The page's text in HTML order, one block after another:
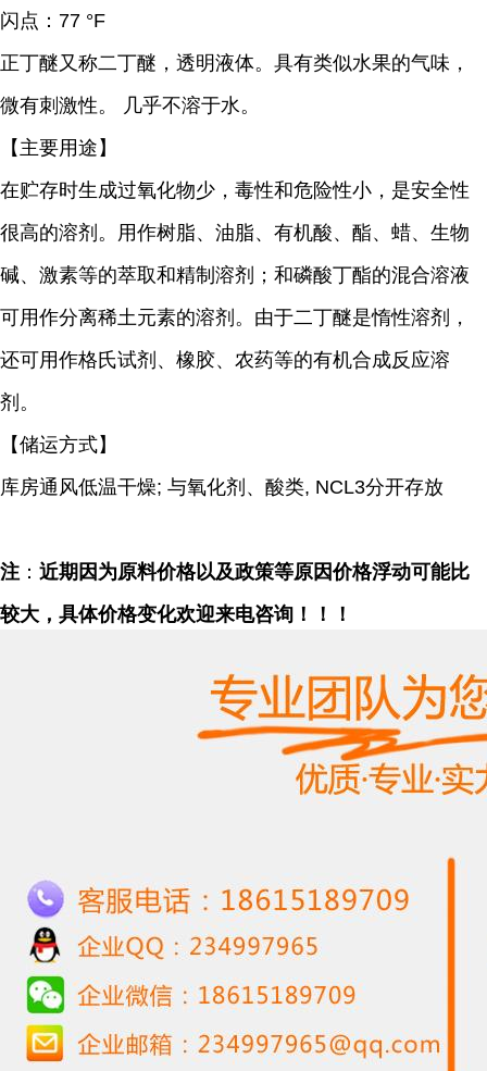
闪点： 77 °F
正丁醚又称二丁醚， 透明液体。具有类似水果的气味，
微有刺激性。 几乎不溶于水。
【主要用途】
在贮存时生成过氧化物少，毒性和危险性小，是安全性
很高的溶剂。用作树脂、油脂、有机酸、酯、蜡、生物
碱、激素等的萃取和精制溶剂；和磷酸丁酯的混合溶液
可用作分离稀土元素的溶剂。由于二丁醚是惰性溶剂，
还可用作格氏试剂、橡胶、农药等的有机合成反应溶
剂。
【储运方式】
库房通风低温干燥; 与氧化剂、酸类, NCL3分开存放
注 ： 近期因为原料价格以及政策等原因价格浮动可能比
较大，具体价格变化欢迎来电咨询！！！